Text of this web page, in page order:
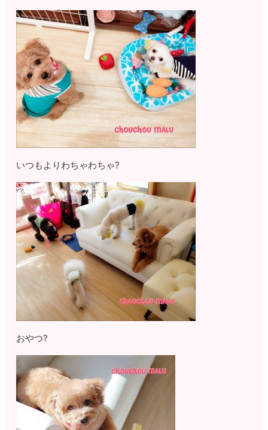
いつもよりわちゃわちゃ?
おやつ?